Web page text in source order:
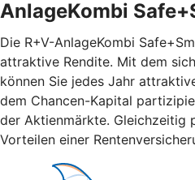
AnlageKombi
Die R+V-AnlageKombi
attraktive Rendite. Mit dem
können Sie jedes Jahr
dem Chancen-Kapital
der Aktienmärkte. Gleichzeitig
Vorteilen einer